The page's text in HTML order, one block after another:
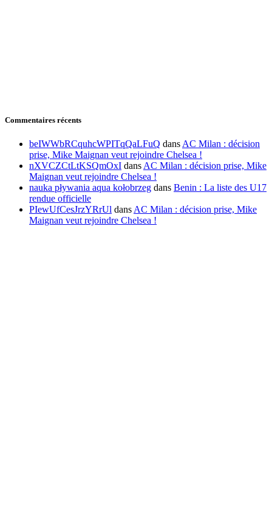
Commentaires récents
beIWWbRCquhcWPITqQaLFuQ dans AC Milan : décision
prise, Mike Maignan veut rejoindre Chelsea !
nXVCZCtLtKSQmOxI dans AC Milan : décision prise, Mike
Maignan veut rejoindre Chelsea !
nauka pływania aqua kołobrzeg dans Benin : La liste des U17
rendue officielle
PIewUfCesJrzYRrUl dans AC Milan : décision prise, Mike
Maignan veut rejoindre Chelsea !